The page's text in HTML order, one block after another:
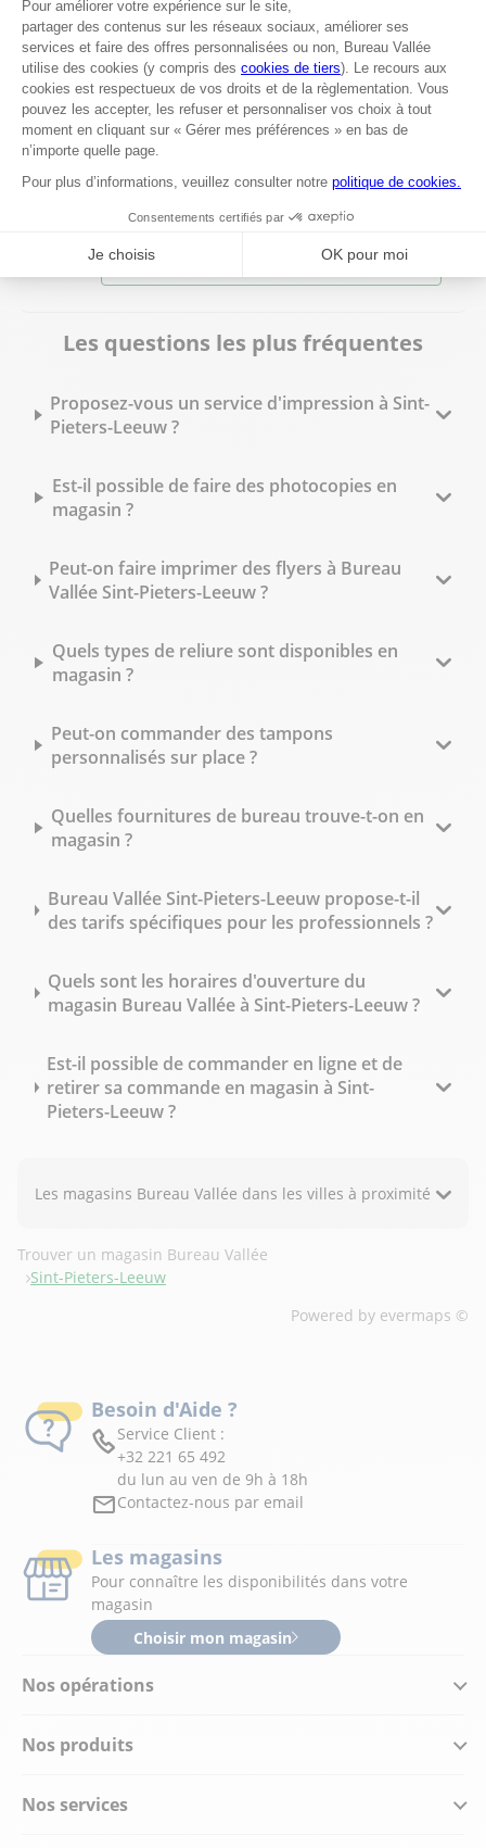
Voir plus
8
71.58 km
Bureau Vallée Mouscron
Boulevard industriel 21D
7700 Mouscron
Fermé aujourd'hui
056 55 99 96
Voir plus
Les questions les plus fréquentes
Proposez-vous un service d'impression à Sint-
Pieters-Leeuw ?
Est-il possible de faire des photocopies en
magasin ?
Peut-on faire imprimer des flyers à Bureau
Vallée Sint-Pieters-Leeuw ?
Quels types de reliure sont disponibles en
magasin ?
Peut-on commander des tampons
personnalisés sur place ?
Quelles fournitures de bureau trouve-t-on en
magasin ?
Bureau Vallée Sint-Pieters-Leeuw propose-t-il
des tarifs spécifiques pour les professionnels ?
Quels sont les horaires d'ouverture du
magasin Bureau Vallée à Sint-Pieters-Leeuw ?
Est-il possible de commander en ligne et de
retirer sa commande en magasin à Sint-
Pieters-Leeuw ?
Les magasins Bureau Vallée dans les villes à proximité
Trouver un magasin Bureau Vallée
Sint-Pieters-Leeuw
Powered by evermaps ©
Nos opérations
Nos produits
Nos services
Besoin d'Aide ?
Service Client :
+32 221 65 492
du lun au ven de 9h à 18h
Contactez-nous par email
Les magasins
Pour connaître les disponibilités dans votre
magasin
Choisir mon magasin